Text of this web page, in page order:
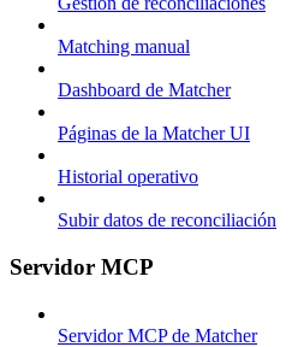
Matching manual
Dashboard de Matcher
Páginas de la Matcher UI
Historial operativo
Subir datos de reconciliación
Servidor MCP
Servidor MCP de Matcher